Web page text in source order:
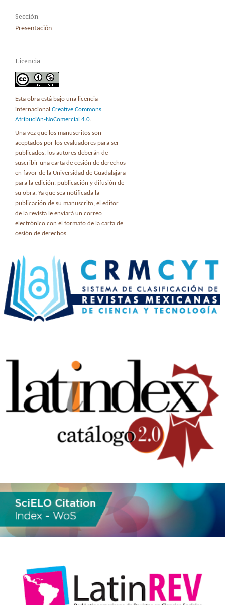
Sección
Presentación
Licencia
Esta obra está bajo una licencia
internacional Creative Commons
Atribución-NoComercial 4.0.
Una vez que los manuscritos son
aceptados por los evaluadores para ser
publicados, los autores deberán de
suscribir una carta de cesión de derechos
en favor de la Universidad de Guadalajara
para la edición, publicación y difusión de
su obra. Ya que sea notificada la
publicación de su manuscrito, el editor
de la revista le enviará un correo
electrónico con el formato de la carta de
cesión de derechos.